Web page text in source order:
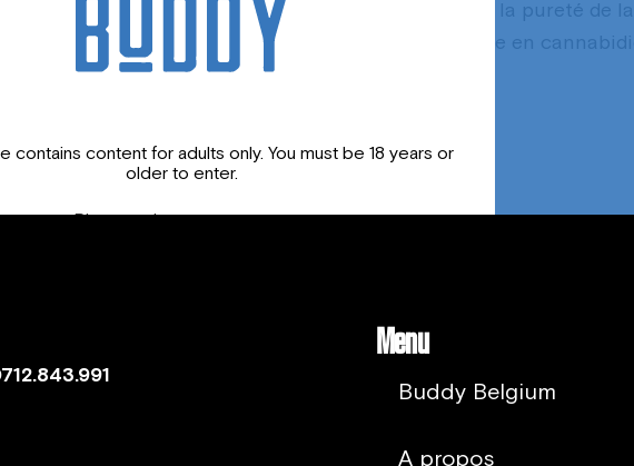
contains content for adults only. You must be 18 years or
older to enter.
Please select your country:
l’environnement pour préserver la pureté de
plante spéciale, le chanvre, riche en
Menu
Buddy Belgium
A propos